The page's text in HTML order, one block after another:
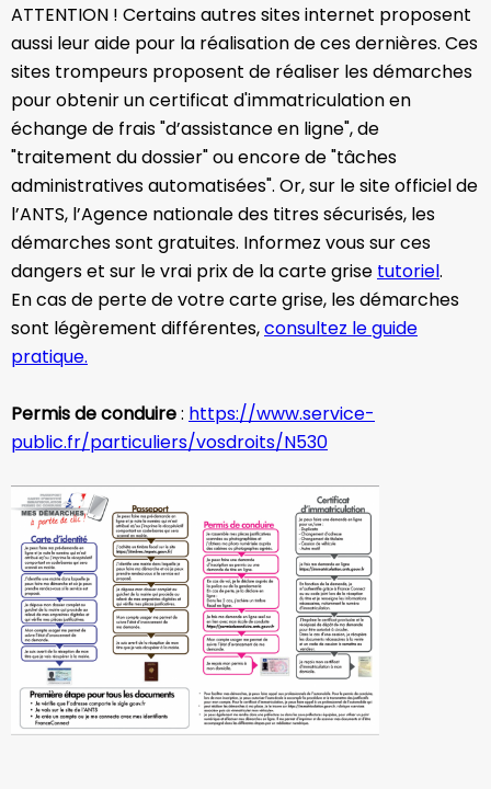
ATTENTION ! Certains autres sites internet proposent
aussi leur aide pour la réalisation de ces dernières. Ces
sites trompeurs proposent de réaliser les démarches
pour obtenir un certificat d'immatriculation en
échange de frais "d’assistance en ligne", de
"traitement du dossier" ou encore de "tâches
administratives automatisées". Or, sur le site officiel de
l’ANTS, l’Agence nationale des titres sécurisés, les
démarches sont gratuites. Informez vous sur ces
dangers et sur le vrai prix de la carte grise tutoriel.
En cas de perte de votre carte grise, les démarches
sont légèrement différentes,consultez le guide
pratique.
Permis de conduire: https://www.service-
public.fr/particuliers/vosdroits/N530